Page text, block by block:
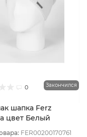
0 Закончился
шапка Ferz
цвет Белый
FER00200170761